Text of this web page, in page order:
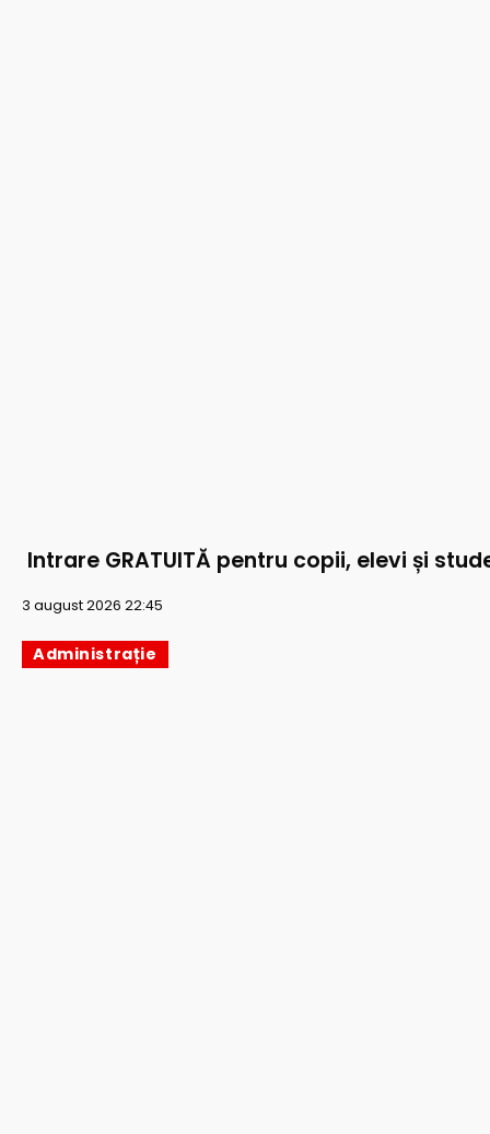
Intrare GRATUITĂ pentru copii, elevi și
3 august 2026 22:45
Administrație